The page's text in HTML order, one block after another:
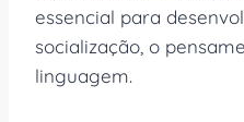
essencial para
socialização, o
linguagem.